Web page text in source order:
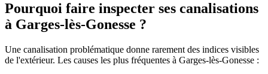
Pourquoi faire inspecter ses canalisations
à Garges-lès-Gonesse ?
Une canalisation problématique donne rarement des indices visibles
de l'extérieur. Les causes les plus fréquentes à Garges-lès-Gonesse :